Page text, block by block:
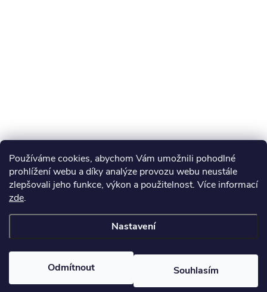
Používáme cookies, abychom Vám umožnili pohodlné
prohlížení webu a díky analýze provozu webu neustále
zlepšovali jeho funkce, výkon a použitelnost. Více informací
zde.
Nastavení
Odmítnout Souhlasím